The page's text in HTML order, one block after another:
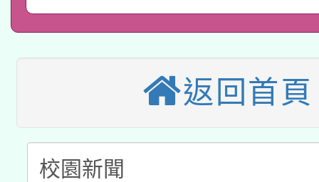
招甄選結果公告(無人
招)
適應運動共學行動站研
本館辦理115年度閱讀
暨閱讀推動專業研習
科技賦能─人工智慧
礎課程
A3數位素養講師名單
「數位內容與教學軟體
返回首頁